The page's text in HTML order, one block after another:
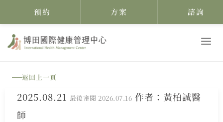
至
主
預約 方案 諮詢
返回上一頁
2025.08.21 最後審閱 2026.07.16 作者： 黃柏誠醫
師